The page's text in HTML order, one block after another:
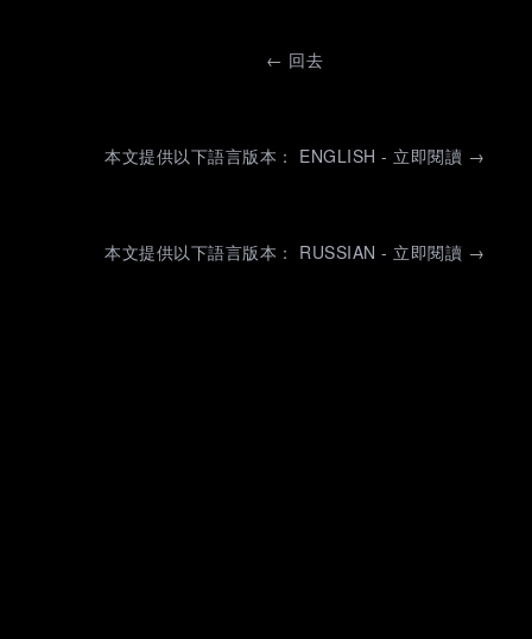
← 回去
本文提供以下語言版本： ENGLISH - 立即閱讀 →
本文提供以下語言版本： RUSSIAN - 立即閱讀 →